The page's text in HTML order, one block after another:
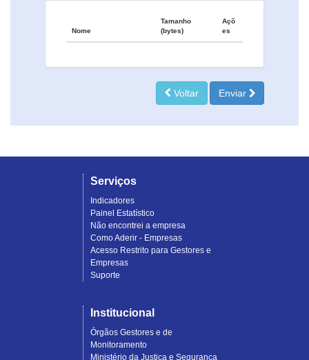
Nome
Tamanho
(bytes)
Açõ
es
Voltar Enviar
Serviços
Indicadores
Painel Estatístico
Não encontrei a empresa
Como Aderir - Empresas
Acesso Restrito para Gestores e
Empresas
Suporte
Institucional
Órgãos Gestores e de
Monitoramento
Ministério da Justiça e Segurança